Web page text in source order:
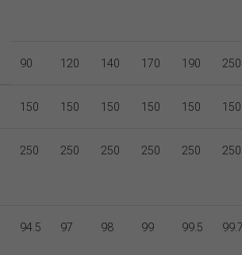
90 120 140 170 190 250
150 150 150 150 150 150
250 250 250 250 250 250
94.5 97 98 99 99.5